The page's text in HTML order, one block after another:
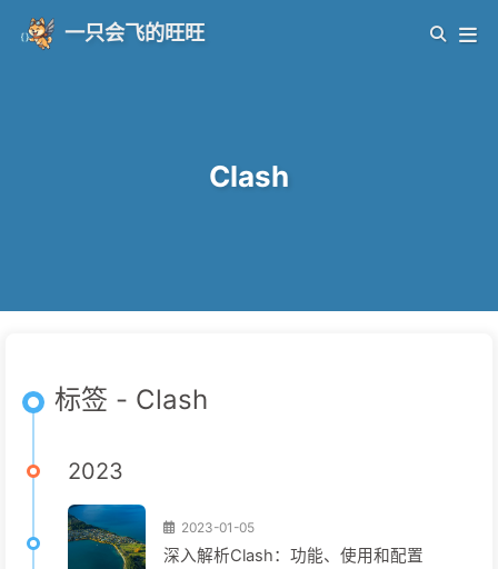
一只会飞的旺旺
Clash
标签 - Clash
2023
2023-01-05
深入解析Clash：功能、使用和配置